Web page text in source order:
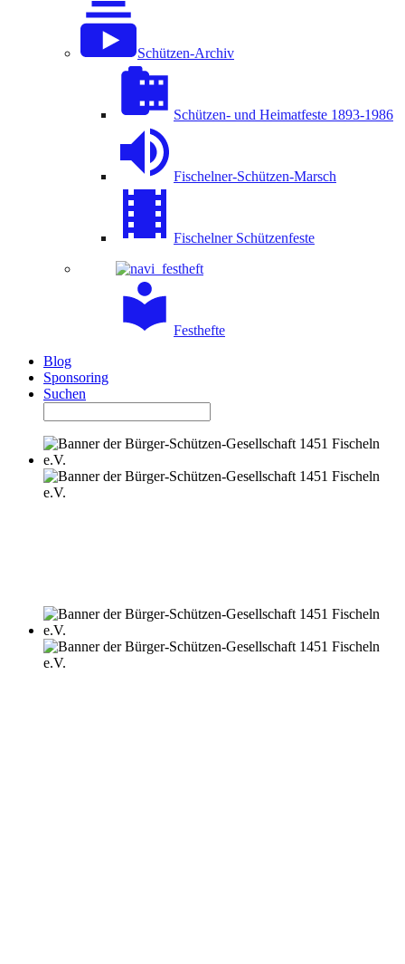
Schützen-Archiv
Schützen- und Heimatfeste 1893-1986
Fischelner-Schützen-Marsch
Fischelner Schützenfeste
Festhefte
Blog
Sponsoring
Suchen